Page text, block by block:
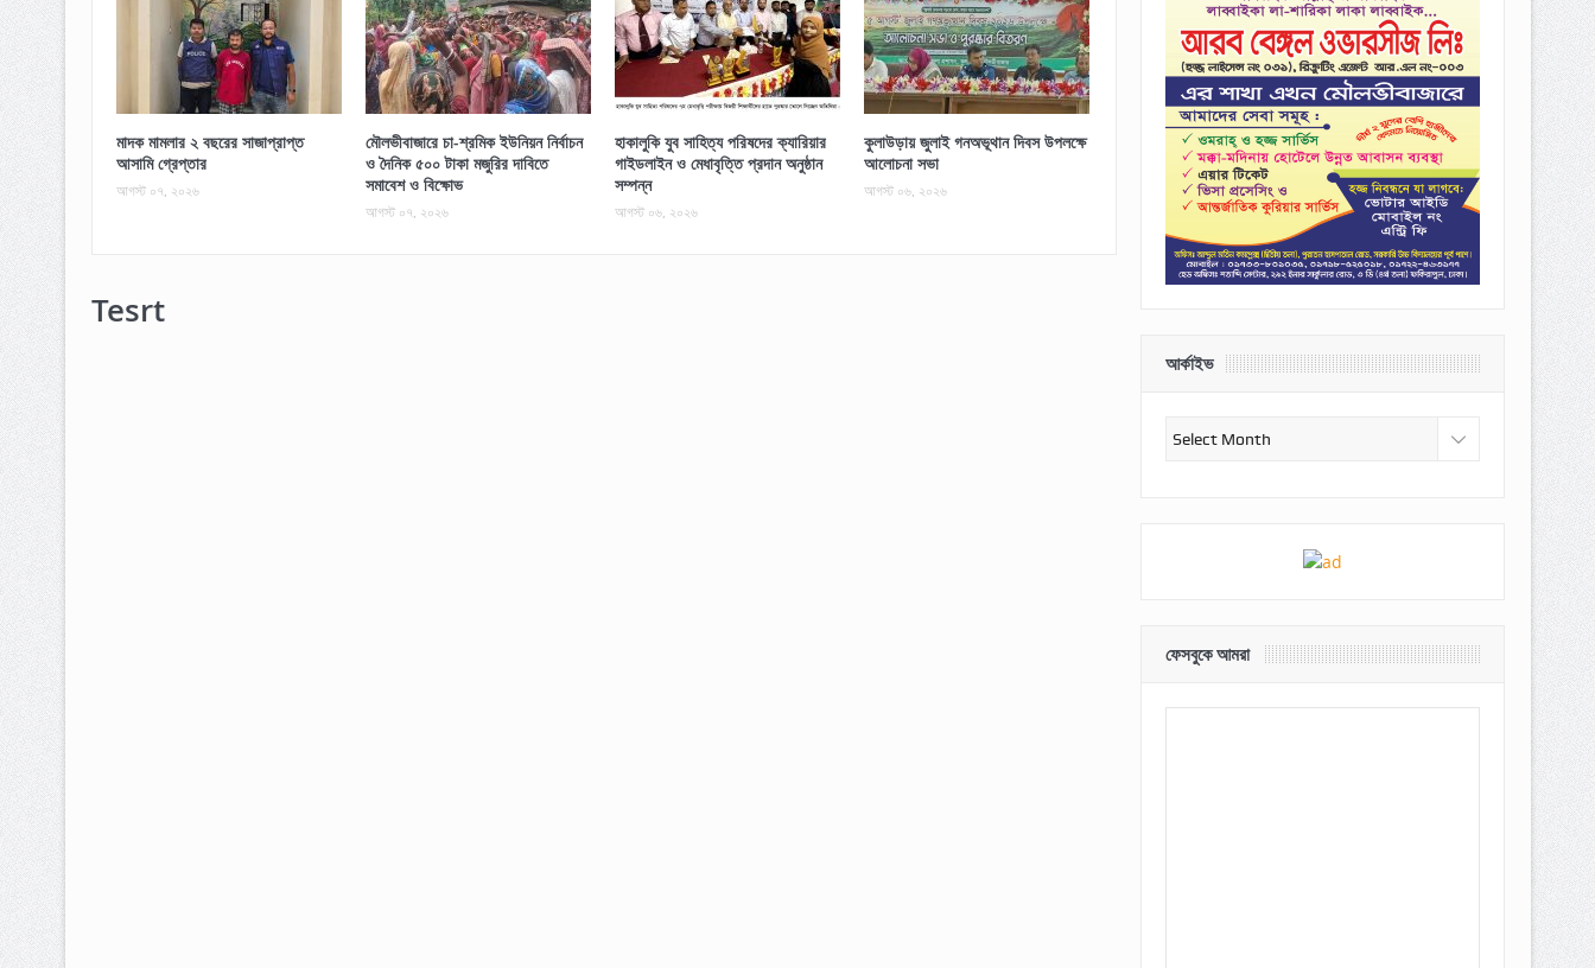
মাদক মামলার ২ বছরের সাজাপ্রাপ্ত
আসামি গ্রেপ্তার
আগস্ট ০৭, ২০২৬
মৌলভীবাজারে চা-শ্রমিক ইউনিয়ন নির্বাচন
ও দৈনিক ৫০০ টাকা মজুরির দাবিতে
সমাবেশ ও বিক্ষোভ
আগস্ট ০৭, ২০২৬
হাকালুকি যুব সাহিত্য পরিষদের ক্যারিয়ার
গাইডলাইন ও মেধাবৃত্তি প্রদান অনুষ্ঠান
সম্পন্ন
আগস্ট ০৬, ২০২৬
কুলাউড়ায় জুলাই গনঅভূথান দিবস উপলক্ষে
আলোচনা সভা
আগস্ট ০৬, ২০২৬
Tesrt
আর্কাইভ
আর্কাইভ
ফেসবুকে আমরা